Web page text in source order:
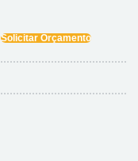
Solicitar Orçamento